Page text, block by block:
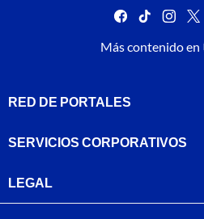
facebook
tiktok
Más contenido en
RED DE PORTALES
SERVICIOS CORPORATIVOS
LEGAL